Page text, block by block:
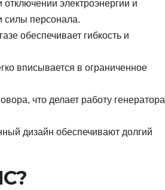
электроэнергии и
силы персонала.
обеспечивает гибкость и
вписывается в ограниченное
что делает работу генератора
дизайн обеспечивают долгий